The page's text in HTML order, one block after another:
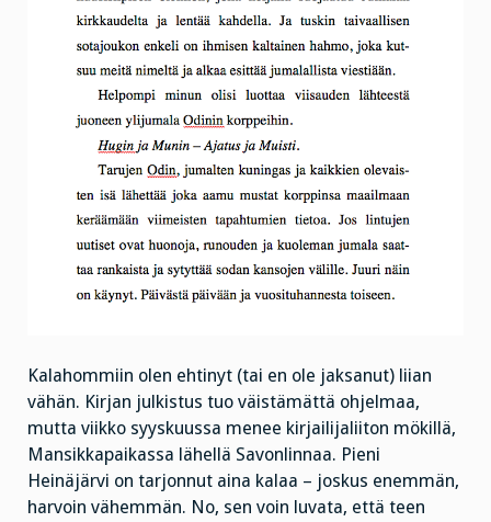
Kalahommiin olen ehtinyt (tai en ole jaksanut) liian
vähän. Kirjan julkistus tuo väistämättä ohjelmaa,
mutta viikko syyskuussa menee kirjailijaliiton mökillä,
Mansikkapaikassa lähellä Savonlinnaa. Pieni
Heinäjärvi on tarjonnut aina kalaa – joskus enemmän,
harvoin vähemmän. No, sen voin luvata, että teen